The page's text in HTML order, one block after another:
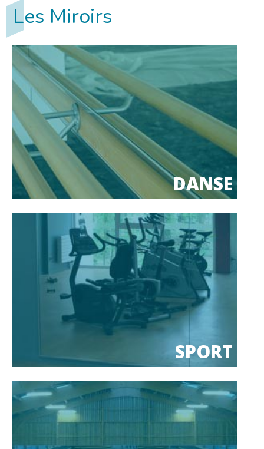
Les Miroirs
DANSE
SPORT